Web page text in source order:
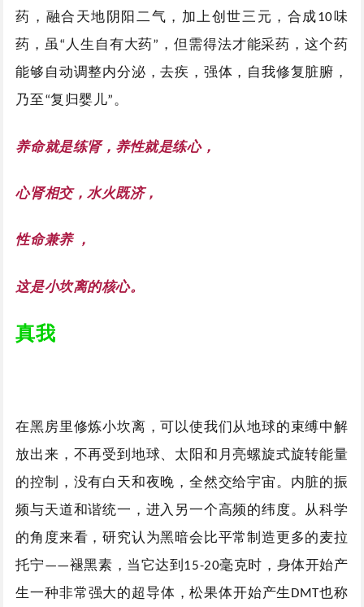
药，融合天地阴阳二气，加上创世三元，合成10味
药，虽“ 人生自有大药” ，但需得法才能采药，这个药
能够自动调整内分泌，去疾，强体，自我修复脏腑，
乃至“复归婴儿”。
养命就是练肾，养性就是练心，
心肾相交，水火既济，
性命兼养 ，
这是小坎离的核心。
真我
在黑房里修炼小坎离，可以使我们从地球的束缚中解
放出来，不再受到地球、太阳和月亮螺旋式旋转能量
的控制，没有白天和夜晚，全然交给宇宙。内脏的振
频与天道和谐统一，进入另一个高频的纬度。从科学
的角度来看，研究认为黑暗会比平常制造更多的麦拉
托宁——褪黑素，当它达到 15-20毫克时，身体开始产
生一种非常强大的超导体，松果体开始产生 DMT也称